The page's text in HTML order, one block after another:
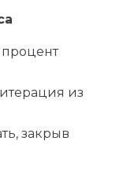
из
закрыв